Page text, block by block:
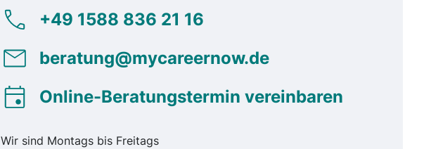
+49 1588 836 21 16
beratung@mycareernow.de
Online-Beratungstermin vereinbaren
Wir sind Montags bis Freitags